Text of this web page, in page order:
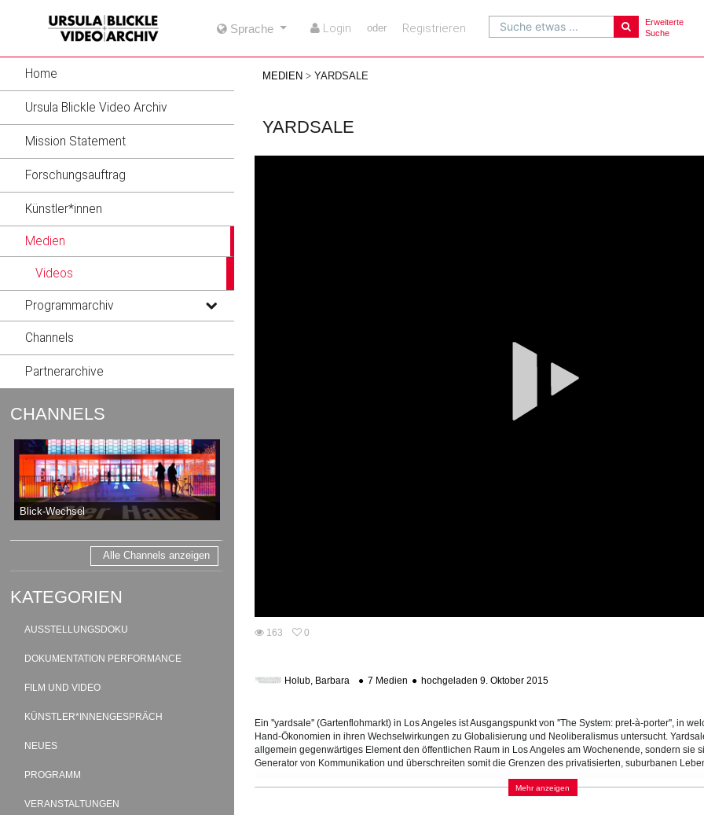
content
Suche etwas ...
Erweiterte
Suche
Sprache Login oder Registrieren
Home
Ursula Blickle Video Archiv
Mission Statement
Forschungsauftrag
Künstler*innen
Medien
Videos
Programmarchiv
Channels
Partnerarchive
CHANNELS
Blick-Wechsel
Alle Channels anzeigen
KATEGORIEN
AUSSTELLUNGSDOKU
DOKUMENTATION PERFORMANCE
FILM UND VIDEO
KÜNSTLER*INNENGESPRÄCH
NEUES
PROGRAMM
VERANSTALTUNGEN
MEDIEN YARDSALE
YARDSALE
163
0
Holub, Barbara 7 Medien hochgeladen 9. Oktober 2015
Ein ''yardsale'' (Gartenflohmarkt) in Los Angeles ist Ausgangspunkt von ''The System: pret-à-porter'', in
Hand-Ökonomien in ihren Wechselwirkungen zu Globalisierung und Neoliberalismus untersucht.
allgemein gegenwärtiges Element den öffentlichen Raum in Los Angeles am Wochenende, sondern sie
Generator von Kommunikation und überschreiten somit die Grenzen des privatisierten, suburbanen
Mehr anzeigen